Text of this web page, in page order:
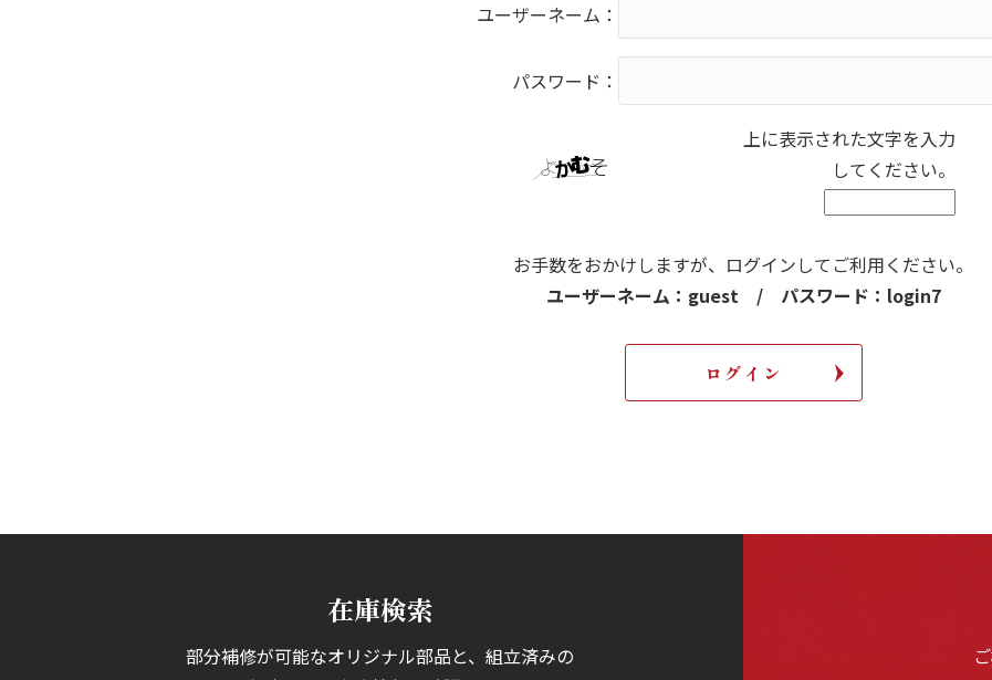
ユーザーネーム：
パスワード：
上に表示された文字を入力
してください。
お手数をおかけしますが、 ログインしてご利用ください。
ユーザーネーム：guest / パスワード：login7
在庫検索
部分補修が可能なオリジナル部品と、組立済みの